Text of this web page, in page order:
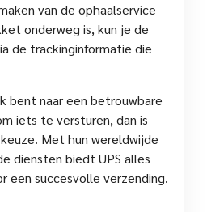
van de ophaalservice
onderweg is, kun je de
de trackinginformatie die
bent naar een betrouwbare
iets te versturen, dan is
Met hun wereldwijde
diensten biedt UPS alles
een succesvolle verzending.